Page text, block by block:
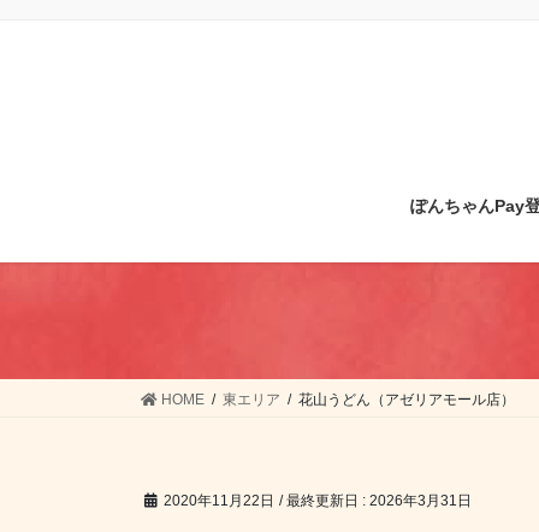
ぽんちゃんPay
HOME 東エリア 花山うどん（アゼリアモール店）
2020年11月22日 / 最終更新日 : 2026年3月31日